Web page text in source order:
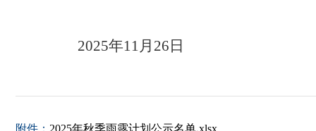
2025年11月 26 日
附件： 2025年秋季雨露计划公示名单.xlsx